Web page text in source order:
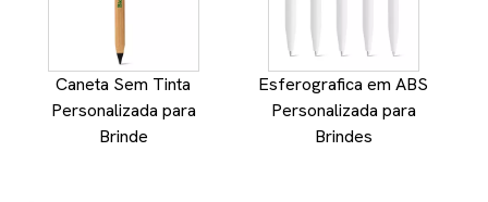
Caneta Sem Tinta
Personalizada para
Brinde
Esferografica em ABS
Personalizada para
Brindes